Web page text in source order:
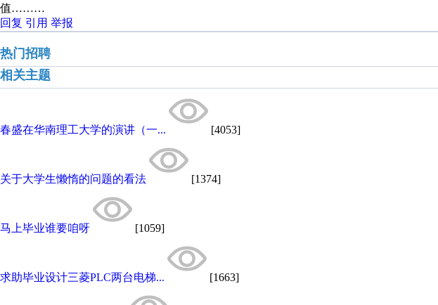
值………
回复 引用 举报
热门招聘
相关主题
春盛在华南理工大学的演讲（一... [4053]
关于大学生懒惰的问题的看法 [1374]
马上毕业谁要咱呀 [1059]
求助毕业设计三菱PLC两台电梯... [1663]